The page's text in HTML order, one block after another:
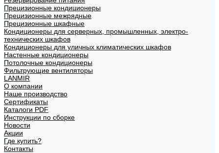
Прецизионные кондиционеры
Прецизионные межрядные
Прецизионные шкафные
Кондиционеры для серверных, промышленных, электро-
технических шкафов
Кондиционеры для уличных климатических шкафов
Настенные кондиционеры
Потолочные кондиционеры
Фильтрующие вентиляторы
LANMIR
О компании
Наше производство
Сертификаты
Каталоги PDF
Инструкции по сборке
Новости
Акции
Где купить?
Контакты